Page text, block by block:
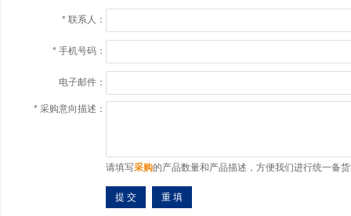
* 联系人：
* 手机号码：
电子邮件：
* 采购意向描述：
请填写采购的产品数量和产品描述，方便我们进行统一备